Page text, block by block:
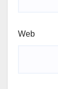
Web